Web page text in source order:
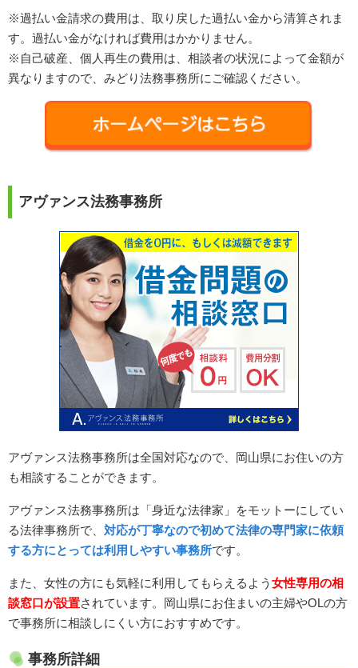
※過払い金請求の費用は、取り戻した過払い金から清算されま
す。過払い金がなければ費用はかかりません。
※自己破産、個人再生の費用は、相談者の状況によって金額が
異なりますので、みどり法務事務所にご確認ください。
アヴァンス法務事務所
アヴァンス法務事務所は全国対応なので、岡山県にお住いの方
も相談することができます。
アヴァンス法務事務所は「身近な法律家」をモットーにしてい
る法律事務所で、 対応が丁寧なので初めて法律の専門家に依頼
する方にとっては利用しやすい事務所です。
また、女性の方にも気軽に利用してもらえるよう 女性専用の相
談窓口が設置されています。岡山県にお住まいの主婦やOLの方
で事務所に相談しにくい方におすすめです。
事務所詳細